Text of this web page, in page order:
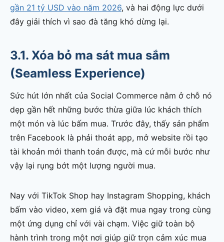
gần 21 tỷ USD vào năm 2026, và hai động lực dưới
đây giải thích vì sao đà tăng khó dừng lại.
3.1. Xóa bỏ ma sát mua sắm
(Seamless Experience)
Sức hút lớn nhất của Social Commerce nằm ở chỗ nó
dẹp gần hết những bước thừa giữa lúc khách thích
một món và lúc bấm mua. Trước đây, thấy sản phẩm
trên Facebook là phải thoát app, mở website rồi tạo
tài khoản mới thanh toán được, mà cứ mỗi bước như
vậy lại rụng bớt một lượng người mua.
Nay với TikTok Shop hay Instagram Shopping, khách
bấm vào video, xem giá và đặt mua ngay trong cùng
một ứng dụng chỉ với vài chạm. Việc giữ toàn bộ
hành trình trong một nơi giúp giữ trọn cảm xúc mua